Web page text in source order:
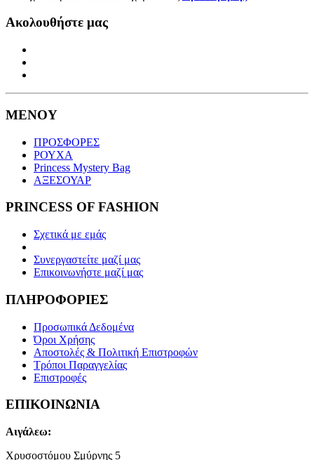
Ακολουθήστε μας
ΜΕΝΟΥ
ΠΡΟΣΦΟΡΕΣ
ΡΟΥΧΑ
Princess Mystery Bag
ΑΞΕΣΟΥΑΡ
PRINCESS OF FASHION
Σχετικά με εμάς
Συνεργαστείτε μαζί μας
Επικοινωνήστε μαζί μας
ΠΛΗΡΟΦΟΡΙΕΣ
Προσωπικά Δεδομένα
Όροι Χρήσης
Αποστολές & Πολιτική Επιστροφών
Τρόποι Παραγγελίας
Επιστροφές
ΕΠΙΚΟΙΝΩΝΙΑ
Αιγάλεω:
Χρυσοστόμου Σμύρνης 5